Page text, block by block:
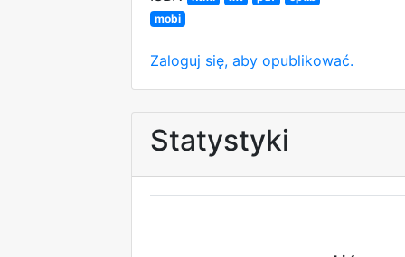
mobi
Zaloguj się, aby opublikować.
Statystyki